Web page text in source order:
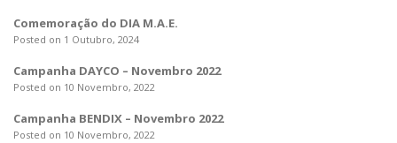
Comemoração do DIA M.A.E.
Posted on 1 Outubro, 2024
Campanha DAYCO – Novembro 2022
Posted on 10 Novembro, 2022
Campanha BENDIX – Novembro 2022
Posted on 10 Novembro, 2022